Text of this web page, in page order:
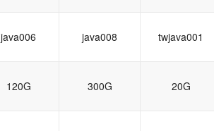
java006 java008 twjava001
120G 300G 20G